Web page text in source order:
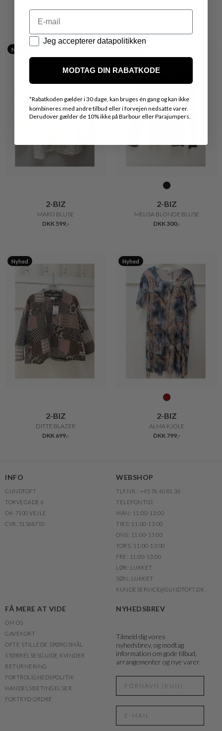
VARER FRA SAMME MÆRKE
Nyhed
2-BIZ
MARO BLUSE
DKK 599,-
2-BIZ
MELISA BLONDE BLUSE
DKK 300,-
Nyhed
2-BIZ
DITTE BLAZER
DKK 699,-
Nyhed
2-BIZ
ALMA KJOLE
DKK 799,-
INFO
GUNDTOFT
TORVEGADE 6
DK-7100 VEJLE
CVR. 51568710
WEBSHOP
TLF.NR.: +45 76 40 81 36
TELEFONTID:
MAN: 11:00-13:00
TIRS: 11:00-13:00
ONS: 11:00-13:00
TORS: 11:00-13:00
FRE: 11:00-13:00
LØR: LUKKET
SØN: LUKKET
KUNDESERVICE@GUNDTOFT.DK
FÅ MERE AT VIDE
OM OS
GAVEKORT
OFTE STILLEDE SPØRGSMÅL
STØRRELSESGUIDE KVINDER
RETURNERING
FORTROLIGHEDSPOLITIK
HANDELSBETINGELSER
FORTRYD ORDRE
NYHEDSBREV
Tilmeld dig vores
nyhedsbrev, og modtag
information om gode tilbud,
arrangementer og nye varer.
Email
Datapolitik
Jeg accepterer datapolitikken
MODTAG DIN RABATKODE
*Rabatkoden gælder i 30 dage, kan bruges én gang og kan ikke
kombineres med andre tilbud eller i forvejen nedsatte varer.
Derudover gælder de 10% ikke på Barbour eller Parajumpers.